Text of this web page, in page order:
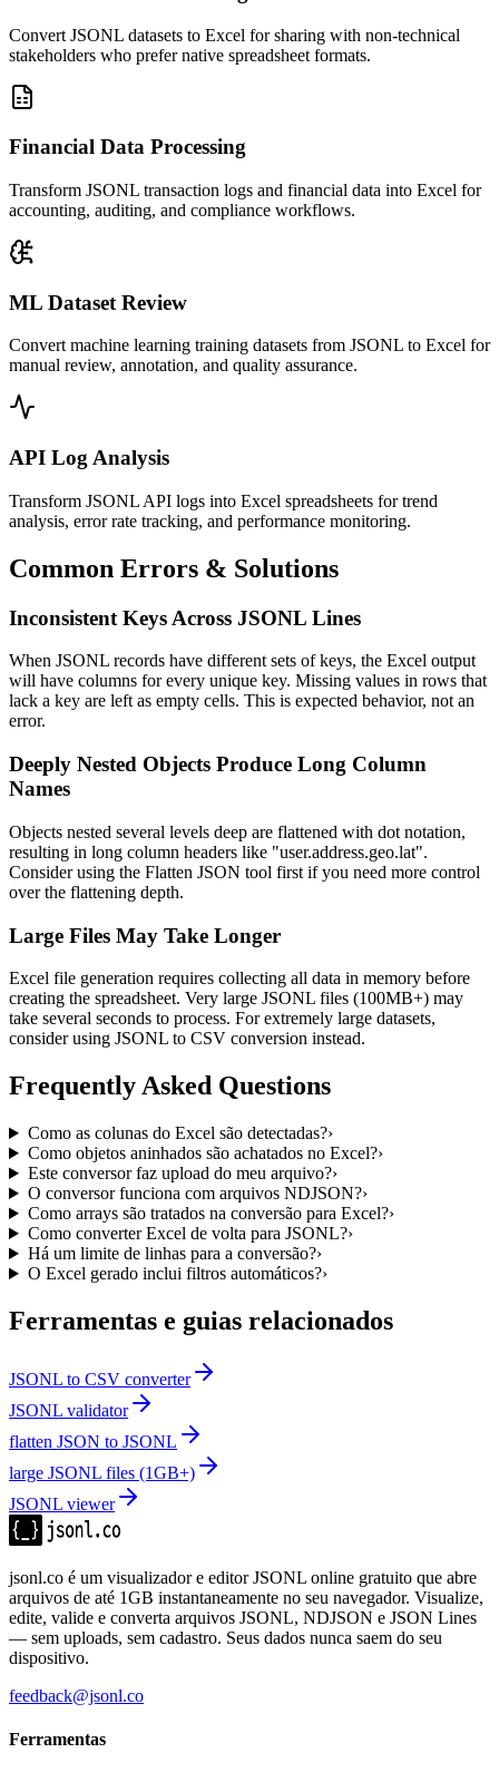
Convert JSONL datasets to Excel for sharing with non-technical
stakeholders who prefer native spreadsheet formats.
Financial Data Processing
Transform JSONL transaction logs and financial data into Excel for
accounting, auditing, and compliance workflows.
ML Dataset Review
Convert machine learning training datasets from JSONL to Excel for
manual review, annotation, and quality assurance.
API Log Analysis
Transform JSONL API logs into Excel spreadsheets for trend
analysis, error rate tracking, and performance monitoring.
Common Errors & Solutions
Inconsistent Keys Across JSONL Lines
When JSONL records have different sets of keys, the Excel output
will have columns for every unique key. Missing values in rows that
lack a key are left as empty cells. This is expected behavior, not an
error.
Deeply Nested Objects Produce Long Column
Names
Objects nested several levels deep are flattened with dot notation,
resulting in long column headers like "user.address.geo.lat".
Consider using the Flatten JSON tool first if you need more control
over the flattening depth.
Large Files May Take Longer
Excel file generation requires collecting all data in memory before
creating the spreadsheet. Very large JSONL files (100MB+) may
take several seconds to process. For extremely large datasets,
consider using JSONL to CSV conversion instead.
Frequently Asked Questions
Como as colunas do Excel são detectadas?›
Como objetos aninhados são achatados no Excel?›
Este conversor faz upload do meu arquivo?›
O conversor funciona com arquivos NDJSON?›
Como arrays são tratados na conversão para Excel?›
Como converter Excel de volta para JSONL?›
Há um limite de linhas para a conversão?›
O Excel gerado inclui filtros automáticos?›
Ferramentas e guias relacionados
JSONL to CSV converter
JSONL validator
flatten JSON to JSONL
large JSONL files (1GB+)
JSONL viewer
jsonl.co é um visualizador e editor JSONL online gratuito que abre
arquivos de até 1GB instantaneamente no seu navegador. Visualize,
edite, valide e converta arquivos JSONL, NDJSON e JSON Lines
— sem uploads, sem cadastro. Seus dados nunca saem do seu
dispositivo.
feedback@jsonl.co
Ferramentas